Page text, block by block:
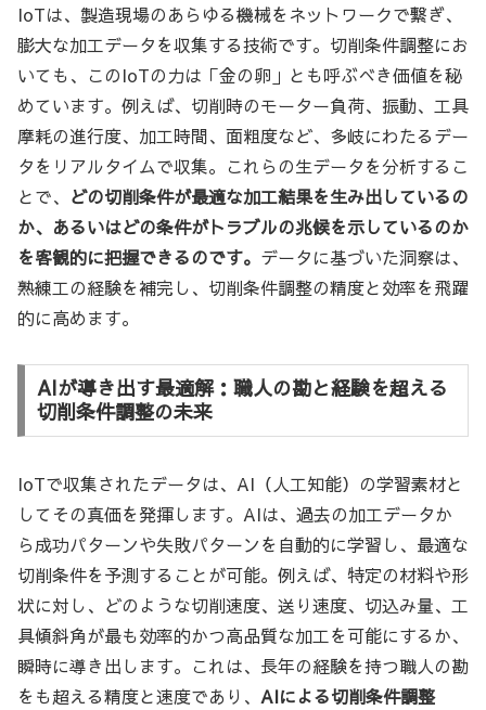
IoTは、製造現場のあらゆる機械をネットワークで繋ぎ、
膨大な加工データを収集する技術です。切削条件調整にお
いても、このIoTの力は「金の卵」とも呼ぶべき価値を秘
めています。例えば、切削時のモーター負荷、振動、工具
摩耗の進行度、加工時間、面粗度など、多岐にわたるデー
タをリアルタイムで収集。これらの生データを分析するこ
とで、 どの切削条件が最適な加工結果を生み出しているの
か、あるいはどの条件がトラブルの兆候を示しているのか
を客観的に把握できるのです。 データに基づいた洞察は、
熟練工の経験を補完し、切削条件調整の精度と効率を飛躍
的に高めます。
AIが導き出す最適解：職人の勘と経験を超える
切削条件調整の未来
IoTで収集されたデータは、AI（人工知能）の学習素材と
してその真価を発揮します。AIは、過去の加工データか
ら成功パターンや失敗パターンを自動的に学習し、最適な
切削条件を予測することが可能。例えば、特定の材料や形
状に対し、どのような切削速度、送り速度、切込み量、工
具傾斜角が最も効率的かつ高品質な加工を可能にするか、
瞬時に導き出します。これは、長年の経験を持つ職人の勘
をも超える精度と速度であり、 AIによる切削条件調整